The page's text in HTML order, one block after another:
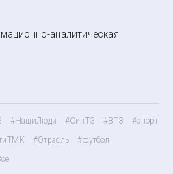
аналитическая
#НашиЛюди #СинТЗ #ВТЗ
#спорт
#Отрасль
#футбол